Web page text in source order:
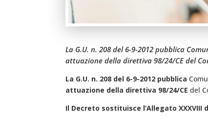
La G.U. n. 208 del 6-9-2012 pubblica
attuazione della direttiva 98/24/CE del
La G.U. n. 208 del 6-9-2012 pubblica
attuazione della direttiva 98/24/CE del
Il Decreto sostituisce l’Allegato